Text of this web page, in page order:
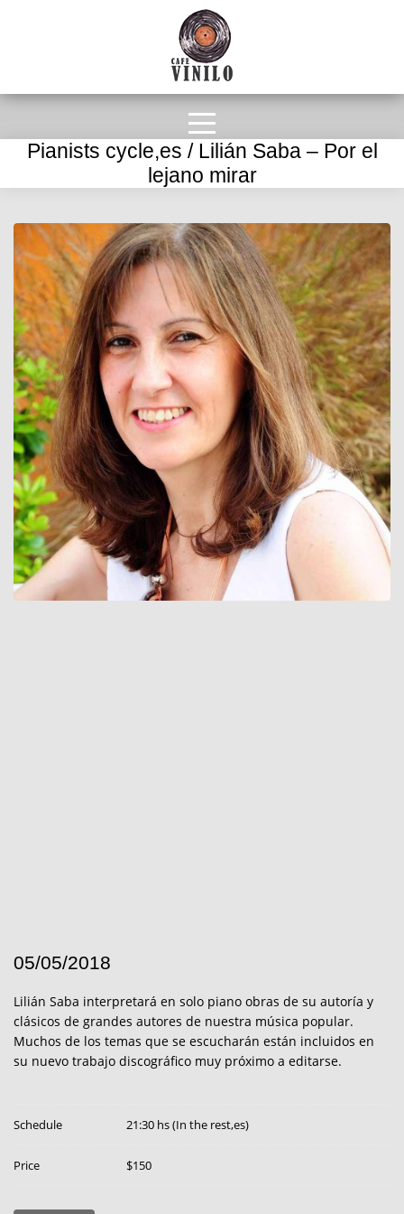
Pianists cycle,es / Lilián Saba – Por el
lejano mirar
05/05/2018
Lilián Saba interpretará en solo piano obras de su autoría y
clásicos de grandes autores de nuestra música popular.
Muchos de los temas que se escucharán están incluidos en
su nuevo trabajo discográfico muy próximo a editarse.
Schedule 21:30 hs (In the rest,es)
Price $150